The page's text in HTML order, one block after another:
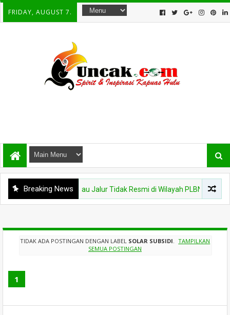
FRIDAY, AUGUST 7.
Breaking News
Karantina Kalbar Tinjau Jalur Tidak Resmi di Wilayah PLBN Nanga
TIDAK ADA POSTINGAN DENGAN LABEL SOLAR SUBSIDI. TAMPILKAN
SEMUA POSTINGAN
1